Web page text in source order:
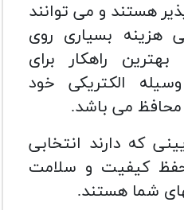
هستند و می توانند
هزینه بسیاری روی
راهکار برای
الکتریکی خود
می باشد.
که دارند انتخابی
حفظ کیفیت و سلامت
شما هستند.